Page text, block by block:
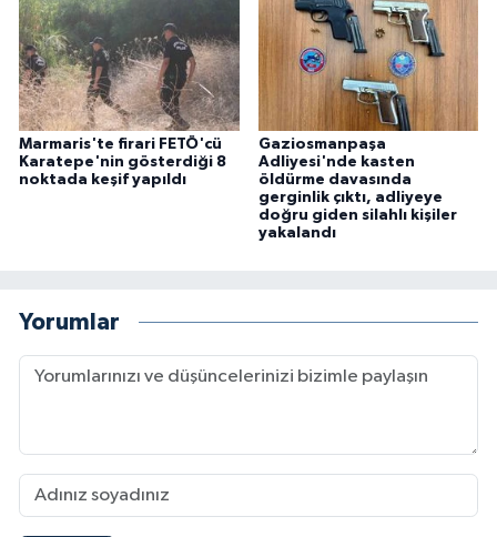
Marmaris'te firari FETÖ'cü
Karatepe'nin gösterdiği 8
noktada keşif yapıldı
Gaziosmanpaşa
Adliyesi'nde kasten
öldürme davasında
gerginlik çıktı, adliyeye
doğru giden silahlı kişiler
yakalandı
Yorumlar